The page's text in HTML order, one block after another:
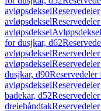
avløpsdeksel
avløpsdeksel
avløpsdekselAvløpsdeksel
for dusjkar, d62
avløpsdeksel
avløpsdeksel
dusjkar, d90
avløpsdeksel
badekar, d52
dreiehåndtak